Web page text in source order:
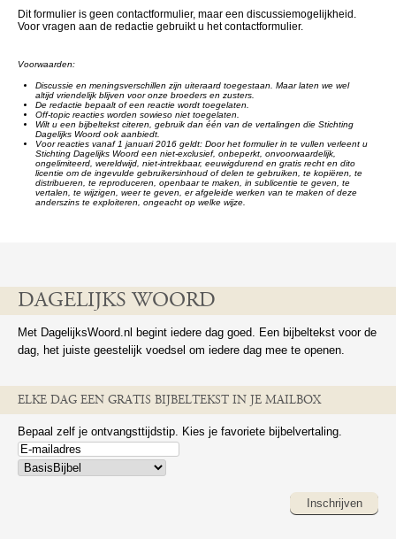
Dit formulier is geen contactformulier, maar een discussiemogelijkheid.
Voor vragen aan de redactie gebruikt u het contactformulier.
Voorwaarden:
Discussie en meningsverschillen zijn uiteraard toegestaan. Maar laten we wel
altijd vriendelijk blijven voor onze broeders en zusters.
De redactie bepaalt of een reactie wordt toegelaten.
Off-topic reacties worden sowieso niet toegelaten.
Wilt u een bijbeltekst citeren, gebruik dan één van de vertalingen die Stichting
Dagelijks Woord ook aanbiedt.
Voor reacties vanaf 1 januari 2016 geldt: Door het formulier in te vullen verleent u
Stichting Dagelijks Woord een niet-exclusief, onbeperkt, onvoorwaardelijk,
ongelimiteerd, wereldwijd, niet-intrekbaar, eeuwigdurend en gratis recht en dito
licentie om de ingevulde gebruikersinhoud of delen te gebruiken, te kopiëren, te
distribueren, te reproduceren, openbaar te maken, in sublicentie te geven, te
vertalen, te wijzigen, weer te geven, er afgeleide werken van te maken of deze
anderszins te exploiteren, ongeacht op welke wijze.
DAGELIJKS WOORD
Met DagelijksWoord.nl begint iedere dag goed. Een bijbeltekst voor de
dag, het juiste geestelijk voedsel om iedere dag mee te openen.
ELKE DAG EEN GRATIS BIJBELTEKST IN JE MAILBOX
Bepaal zelf je ontvangsttijdstip. Kies je favoriete bijbelvertaling.
Inschrijven